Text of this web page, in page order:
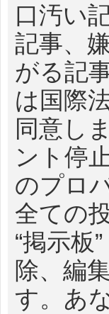
口汚い
記事、
がる記
は国際
同意し
ント停
のプロ
全ての
“掲示板
除、編
す。あ